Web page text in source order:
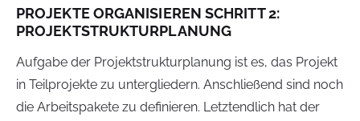
PROJEKTE ORGANISIEREN SCHRITT 2:
PROJEKTSTRUKTURPLANUNG
Aufgabe der Projektstrukturplanung ist es, das Projekt
in Teilprojekte zu untergliedern. Anschließend sind noch
die Arbeitspakete zu definieren. Letztendlich hat der